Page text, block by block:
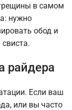
в самом
нужно
обод и
райдера
Если ваш
или вы часто